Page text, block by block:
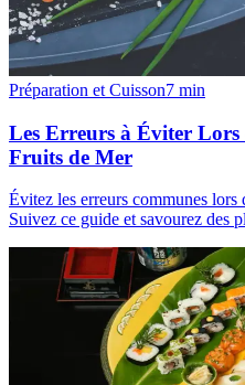
Préparation et Cuisson7 min
Les Erreurs à Éviter Lors
Fruits de Mer
Évitez les erreurs communes lors
Suivez ce guide et savourez des